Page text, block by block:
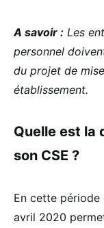
A savoir : Les
personnel
du projet de
établissement.
Quelle est la
son CSE ?
En cette période
avril 2020